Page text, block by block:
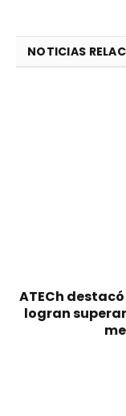
NOTICIAS
ATECh
logran